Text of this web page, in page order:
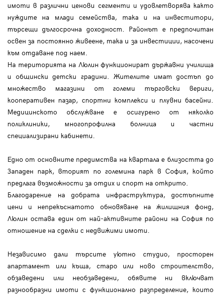
имоти в различни ценови сегменти и удовлетворява както
нуждите на млади семейства, така и на инвеститори,
търсещи дългосрочна доходност. Районът е предпочитан
освен за постоянно живеене, така и за инвестиции, насочени
към отдаване под наем.
На територията на Люлин функционират държавни училища
и общински детски градини. Жителите имат достъп до
множество магазини от големи търговски вериги,
кооперативен пазар, спортни комплекси и плувни басейни.
Медицинското обслужване е осигурено от няколко
поликлиники, многопрофилна болница и частни
специализирани кабинети.
Едно от основните предимства на квартала е близостта до
Западен парк, вторият по големина парк в София, който
предлага възможности за отдих и спорт на открито.
Благодарение на добрата инфраструктура, достъпните
цени и непрекъснатото обновяване на жилищния фонд,
Люлин остава един от най-активните райони на София по
отношение на сделки с недвижими имоти.
Независимо дали търсите уютно студио, просторен
апартамент или къща, старо или ново строителство,
обзаведени или необзаведени, обявите ни включват
разнообразни имоти с функционално разпределение, които